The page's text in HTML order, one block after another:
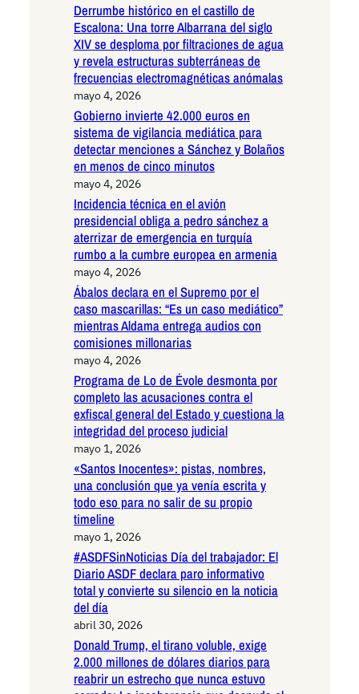
Derrumbe histórico en el castillo de
Escalona: Una torre Albarrana del siglo
XIV se desploma por filtraciones de agua
y revela estructuras subterráneas de
frecuencias electromagnéticas anómalas
mayo 4, 2026
Gobierno invierte 42.000 euros en
sistema de vigilancia mediática para
detectar menciones a Sánchez y Bolaños
en menos de cinco minutos
mayo 4, 2026
Incidencia técnica en el avión
presidencial obliga a pedro sánchez a
aterrizar de emergencia en turquía
rumbo a la cumbre europea en armenia
mayo 4, 2026
Ábalos declara en el Supremo por el
caso mascarillas: “Es un caso mediático”
mientras Aldama entrega audios con
comisiones millonarias
mayo 4, 2026
Programa de Lo de Évole desmonta por
completo las acusaciones contra el
exfiscal general del Estado y cuestiona la
integridad del proceso judicial
mayo 1, 2026
«Santos Inocentes»: pistas, nombres,
una conclusión que ya venía escrita y
todo eso para no salir de su propio
timeline
mayo 1, 2026
#ASDFSinNoticias Día del trabajador: El
Diario ASDF declara paro informativo
total y convierte su silencio en la noticia
del día
abril 30, 2026
Donald Trump, el tirano voluble, exige
2.000 millones de dólares diarios para
reabrir un estrecho que nunca estuvo